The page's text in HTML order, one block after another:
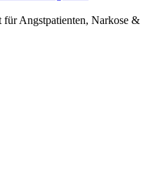
für Angstpatienten, Narkose &